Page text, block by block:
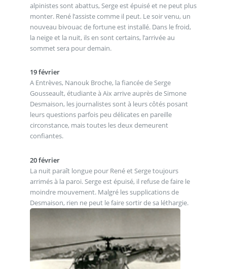
alpinistes sont abattus, Serge est épuisé et ne peut plus
monter. René l’assiste comme il peut. Le soir venu, un
nouveau bivouac de fortune est installé. Dans le froid,
la neige et la nuit, ils en sont certains, l’arrivée au
sommet sera pour demain.
19 février
A Entrèves, Nanouk Broche, la fiancée de Serge
Gousseault, étudiante à Aix arrive auprès de Simone
Desmaison, les journalistes sont à leurs côtés posant
leurs questions parfois peu délicates en pareille
circonstance, mais toutes les deux demeurent
confiantes.
20 février
La nuit paraît longue pour René et Serge toujours
arrimés à la paroi. Serge est épuisé, il refuse de faire le
moindre mouvement. Malgré les supplications de
Desmaison, rien ne peut le faire sortir de sa léthargie.